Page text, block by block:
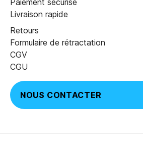
Livraison rapide
Retours
Formulaire de rétractation
CGV
CGU
NOUS CONTACTER